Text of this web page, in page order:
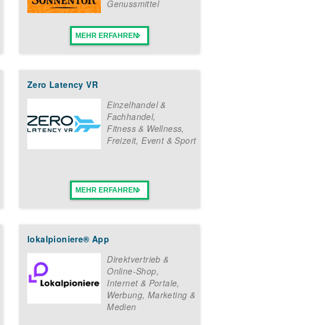
Genussmittel
MEHR ERFAHREN
Zero Latency VR
Einzelhandel &
Fachhandel,
Fitness & Wellness,
Freizeit, Event & Sport
MEHR ERFAHREN
lokalpioniere® App
Direktvertrieb &
Online-Shop,
Internet & Portale,
Werbung, Marketing &
Medien